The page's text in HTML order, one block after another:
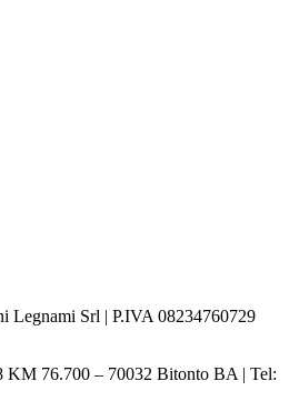
Srl | P.IVA 08234760729
KM 76.700 – 70032 Bitonto BA | Tel: